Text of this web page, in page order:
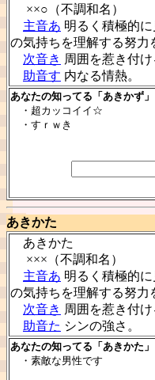
××○（不調和名）
主音あ 明るく積極的
の気持ちを理解する努力
次音き 周囲を惹き付け
助音す 内なる情熱。
あなたの知ってる「あきかず
・超カッコイイ☆
・すｒｗき
あきかた
あきかた
×××（不調和名）
主音あ 明るく積極的
の気持ちを理解する努力
次音き 周囲を惹き付け
助音た シンの強さ。
あなたの知ってる「あきかた
・素敵な男性です